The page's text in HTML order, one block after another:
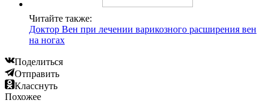
Читайте также:
Доктор Вен при лечении варикозного расширения вен
на ногах
Поделиться
Отправить
Класснуть
Похожее